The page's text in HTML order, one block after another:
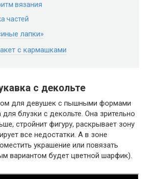
вязания
частей
лапки»
с кармашками
с декольте
для девушек с пышными формами
для блузки с декольте. Она зрительно
стройнит фигуру, раскрывает зону
все недостатки. А в зоне
украшение или повязать
вариантом будет цветной шарфик).